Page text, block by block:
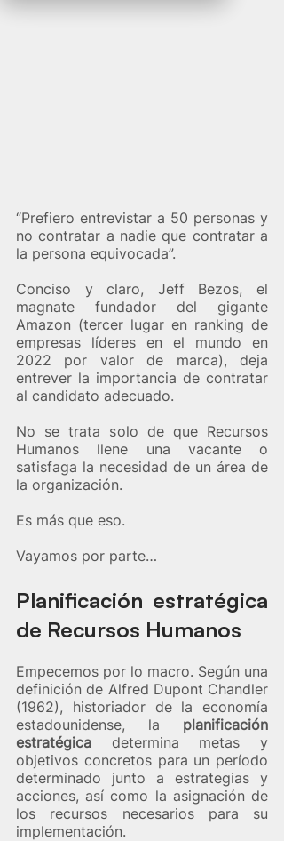
“Prefiero entrevistar a 50 personas y
no contratar a nadie que contratar a
la persona equivocada”.
Conciso y claro, Jeff Bezos, el
magnate fundador del gigante
Amazon (tercer lugar en ranking de
empresas líderes en el mundo en
2022 por valor de marca), deja
entrever la importancia de contratar
al candidato adecuado.
No se trata solo de que Recursos
Humanos llene una vacante o
satisfaga la necesidad de un área de
la organización.
Es más que eso.
Vayamos por parte…
Planificación estratégica
de Recursos Humanos
Empecemos por lo macro. Según una
definición de Alfred Dupont Chandler
(1962), historiador de la economía
estadounidense, la planificación
estratégica determina metas y
objetivos concretos para un período
determinado junto a estrategias y
acciones, así como la asignación de
los recursos necesarios para su
implementación.